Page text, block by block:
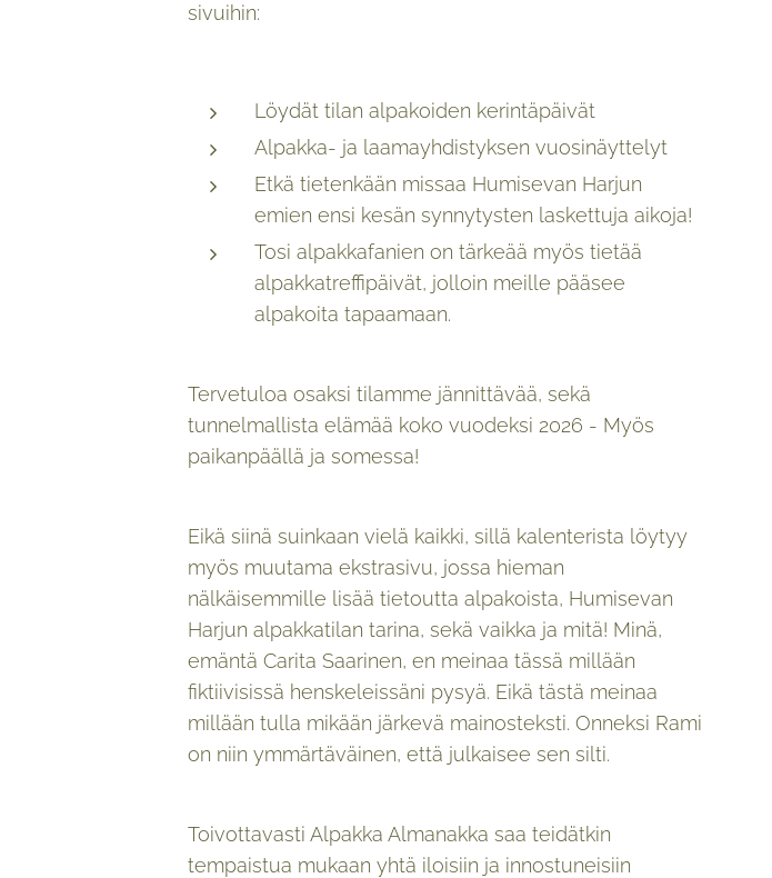
sivuihin:
Löydät tilan alpakoiden kerintäpäivät
Alpakka- ja laamayhdistyksen vuosinäyttelyt
Etkä tietenkään missaa Humisevan Harjun
emien ensi kesän synnytysten laskettuja aikoja!
Tosi alpakkafanien on tärkeää myös tietää
alpakkatreffipäivät, jolloin meille pääsee
alpakoita tapaamaan.
Tervetuloa osaksi tilamme jännittävää, sekä
tunnelmallista elämää koko vuodeksi 2026 - Myös
paikanpäällä ja somessa!
Eikä siinä suinkaan vielä kaikki, sillä kalenterista löytyy
myös muutama ekstrasivu, jossa hieman
nälkäisemmille lisää tietoutta alpakoista, Humisevan
Harjun alpakkatilan tarina, sekä vaikka ja mitä! Minä,
emäntä Carita Saarinen, en meinaa tässä millään
fiktiivisissä henskeleissäni pysyä. Eikä tästä meinaa
millään tulla mikään järkevä mainosteksti. Onneksi Rami
on niin ymmärtäväinen, että julkaisee sen silti.
Toivottavasti Alpakka Almanakka saa teidätkin
tempaistua mukaan yhtä iloisiin ja innostuneisiin